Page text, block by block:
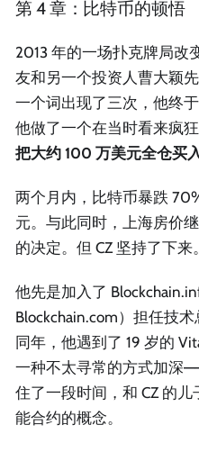
第 4 章：比特币的顿悟
2013 年的一场扑克牌局改
友和另一个投资人曹大颖
一个词出现了三次，他终
他做了一个在当时看来疯狂
把大约 100 万美元全仓买
两个月内，比特币暴跌
元。与此同时，上海房价
的决定。但 CZ 坚持了下来。
他先是加入了
Blockchain.com）担任技
同年，他遇到了 19 岁的
一种不太寻常的方式加深
住了一段时间，和 CZ 的
能合约的概念。